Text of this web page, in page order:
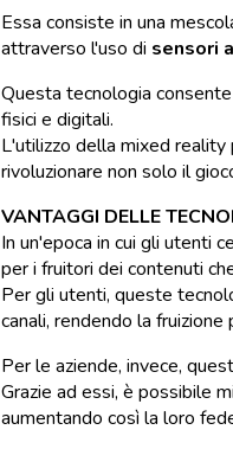
Essa consiste in una
attraverso l'uso di sensori
Questa tecnologia
fisici e digitali.
L'utilizzo della mixed reality
rivoluzionare non solo il
VANTAGGI DELLE
In un'epoca in cui gli utenti
per i fruitori dei contenuti
Per gli utenti, queste
canali, rendendo la
Per le aziende, invece,
Grazie ad essi, è possibile
aumentando così la loro